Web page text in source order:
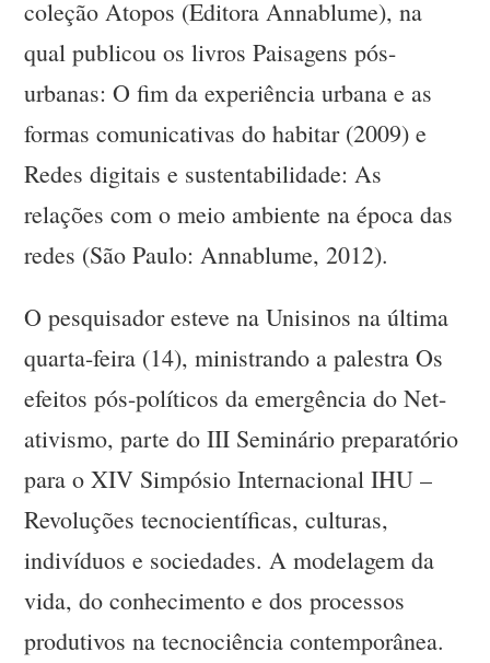
coleção Atopos (Editora Annablume), na
qual publicou os livros Paisagens pós-
urbanas: O fim da experiência urbana e as
formas comunicativas do habitar (2009) e
Redes digitais e sustentabilidade: As
relações com o meio ambiente na época das
redes (São Paulo: Annablume, 2012).
O pesquisador esteve na Unisinos na última
quarta-feira (14), ministrando a palestra Os
efeitos pós-políticos da emergência do Net-
ativismo, parte do III Seminário preparatório
para o XIV Simpósio Internacional IHU –
Revoluções tecnocientíficas, culturas,
indivíduos e sociedades. A modelagem da
vida, do conhecimento e dos processos
produtivos na tecnociência contemporânea.